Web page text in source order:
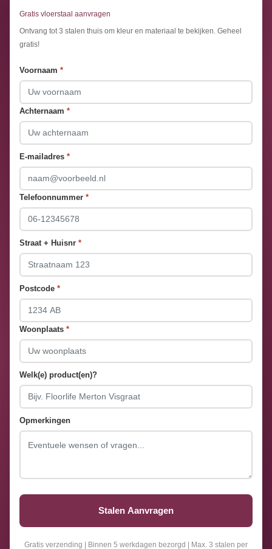
Gratis vloerstaal aanvragen
Ontvang tot 3 stalen thuis om kleur en materiaal te bekijken. Geheel
gratis!
Voornaam *
Achternaam *
E-mailadres *
Telefoonnummer *
Straat + Huisnr *
Postcode *
Woonplaats *
Welk(e) product(en)?
Opmerkingen
Stalen Aanvragen
Gratis verzending | Binnen 5 werkdagen bezorgd | Max. 3 stalen per